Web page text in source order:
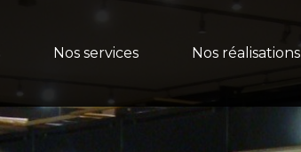
Nos services Nos réalisations